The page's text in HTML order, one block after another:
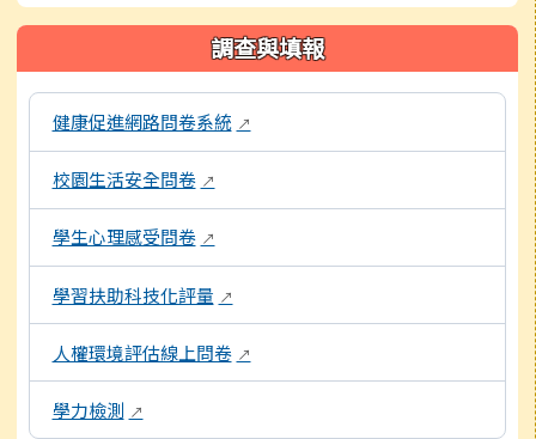
調查與填報
本區域包含各項線上問卷與評量系統連結，點擊後皆會另開視窗
健康促進網路問卷系統 ↗
校園生活安全問卷 ↗
學生心理感受問卷 ↗
學習扶助科技化評量 ↗
人權環境評估線上問卷 ↗
學力檢測 ↗